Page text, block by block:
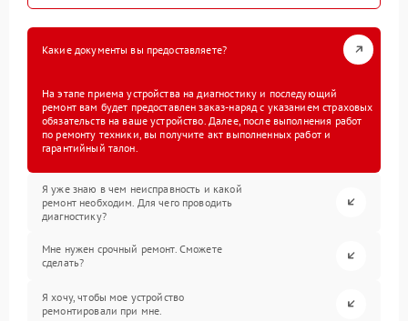
Какие документы вы предоставляете?
На этапе приема устройства на диагностику и последующий
ремонт вам будет предоставлен заказ-наряд с указанием страховых
обязательств на ваше устройство. Далее, после выполнения работ
по ремонту техники, вы получите акт выполненных работ и
гарантийный талон.
Я уже знаю в чем неисправность и какой
ремонт необходим. Для чего проводить
диагностику?
Мне нужен срочный ремонт. Сможете
сделать?
Я хочу, чтобы мое устройство
ремонтировали при мне.